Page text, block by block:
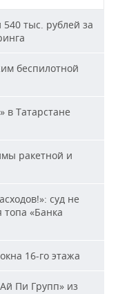
тыс. рублей за
беспилотной
в Татарстане
ракетной и
суд не
топа «Банка
16-го этажа
Пи Групп» из